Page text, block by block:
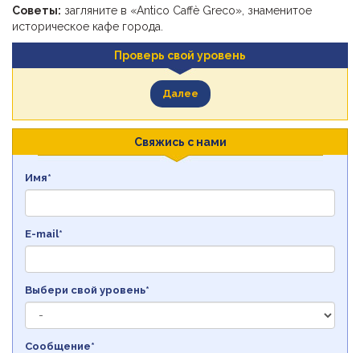
Советы: загляните в «Antico Caffè Greco», знаменитое
историческое кафе города.
Проверь свой уровень
Далее
Свяжись с нами
Имя*
E-mail*
Выбери свой уровень*
Сообщение*